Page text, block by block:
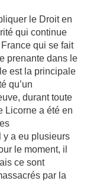
le Droit en
qui continue
qui se fait
prenante dans le
est la principale
qu’un
durant toute
Licorne a été en
y a eu plusieurs
le moment, il
ce sont
par la